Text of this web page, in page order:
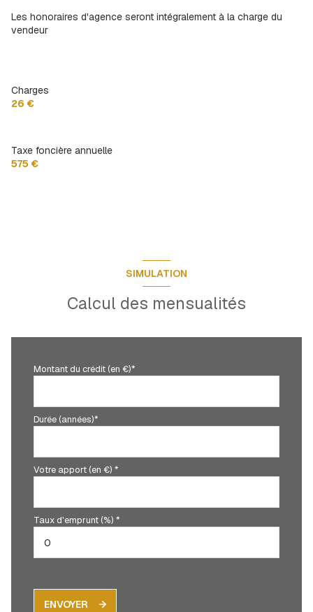
Les honoraires d'agence seront intégralement à la charge du
vendeur
Charges
26 €
Taxe foncière annuelle
575 €
SIMULATION
Calcul des mensualités
Montant du crédit (en €)*
Durée (années)*
Votre apport (en €) *
Taux d'emprunt (%) *
ENVOYER